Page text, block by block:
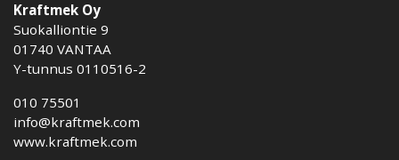
Kraftmek Oy
Suokalliontie 9
01740 VANTAA
Y-tunnus 0110516-2
010 75501
info@kraftmek.com
www.kraftmek.com